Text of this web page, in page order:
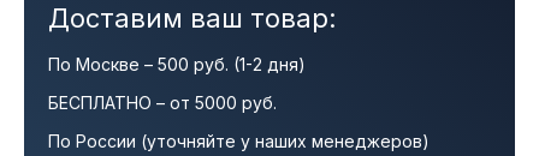
Доставим ваш товар:
По Москве – 500 руб. (1-2 дня)
БЕСПЛАТНО – от 5000 руб.
По России (уточняйте у наших менеджеров)